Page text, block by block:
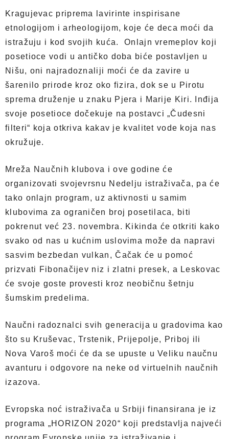
Kragujevac priprema lavirinte inspirisane
etnologijom i arheologijom, koje će deca moći da
istražuju i kod svojih kuća. Onlajn vremeplov koji
posetioce vodi u antičko doba biće postavljen u
Nišu, oni najradoznaliji moći će da zavire u
šarenilo prirode kroz oko fizira, dok se u Pirotu
sprema druženje u znaku Pjera i Marije Kiri. Inđija
svoje posetioce dočekuje na postavci „Čudesni
filteri“ koja otkriva kakav je kvalitet vode koja nas
okružuje.
Mreža Naučnih klubova i ove godine će
organizovati svojevrsnu Nedelju istraživača, pa će
tako onlajn program, uz aktivnosti u samim
klubovima za ograničen broj posetilaca, biti
pokrenut već 23. novembra. Kikinda će otkriti kako
svako od nas u kućnim uslovima može da napravi
sasvim bezbedan vulkan, Čačak će u pomoć
prizvati Fibonačijev niz i zlatni presek, a Leskovac
će svoje goste provesti kroz neobičnu šetnju
šumskim predelima.
Naučni radoznalci svih generacija u gradovima kao
što su Kruševac, Trstenik, Prijepolje, Priboj ili
Nova Varoš moći će da se upuste u Veliku naučnu
avanturu i odgovore na neke od virtuelnih naučnih
izazova.
Evropska noć istraživača u Srbiji finansirana je iz
programa „HORIZON 2020“ koji predstavlja najveći